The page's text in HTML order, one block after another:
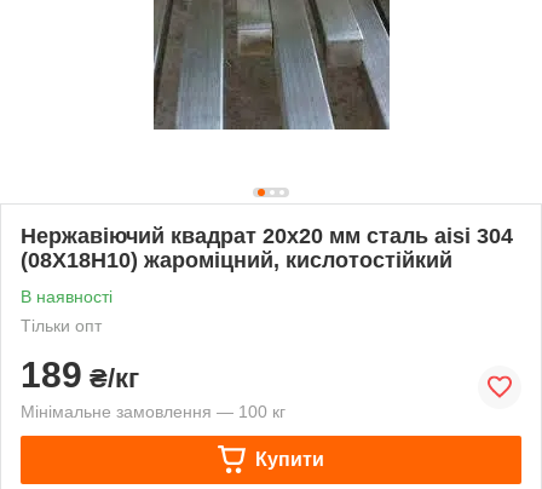
Нержавіючий квадрат 20х20 мм сталь aisi 304
(08Х18Н10) жароміцний, кислотостійкий
В наявності
Тільки опт
189 ₴/кг
Мінімальне замовлення — 100 кг
Купити